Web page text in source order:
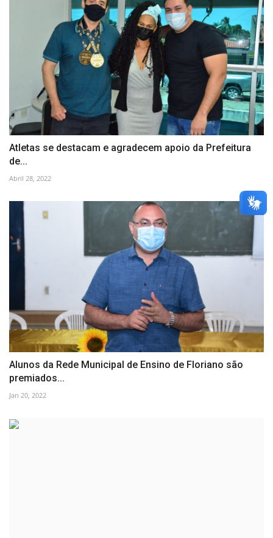
Atletas se destacam e agradecem apoio da Prefeitura
de...
Abril 28, 2022
Alunos da Rede Municipal de Ensino de Floriano são
premiados...
Jan 20, 2022